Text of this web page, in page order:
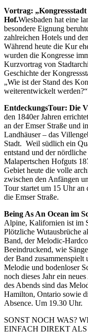
Vortrag:
Hof.Wiesbaden hat eine
besondere Eignung
zahlreichen Hotels und
Während heute die Kur
wurden die Kongresse
Kurzvortrag von
Geschichte der
„Wie ist der Stand des
weiterentwickelt
EntdeckungsTour: Die
den 1840er Jahren
an der Emser Straße und
Landhäuser – das
Stadt. Weil südlich ein
entstand und der
Malapertschen Hofguts
Gebiet heute die volle
zwischen den Anfängen
Tour startet um 15 Uhr
die Emser Straße.
Being As An Ocean im
Alpine, Kalifornien ist im
Plötzliche Wutausbrüche
Band, der Melodic-
Beeindruckend, wie
der Band zusammenspielt
Melodie und bodenloser
noch dieses Jahr ein
des Abends sind das
Hamilton, Ontario sowie
Absence. Um 19.30 Uhr.
SONST NOCH WAS?
EINFACH DIREKT